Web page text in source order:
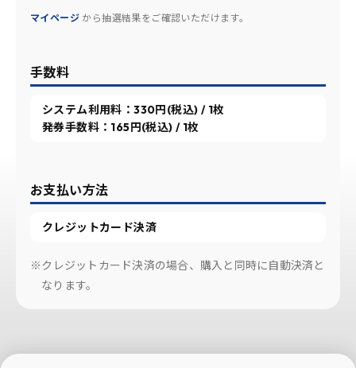
マイページ から抽選結果をご確認いただけます。
手数料
システム利用料：330円(税込) / 1枚
発券手数料：165円(税込) / 1枚
お支払い方法
クレジットカード決済
※クレジットカード決済の場合、購入と同時に自動決済と
なります。